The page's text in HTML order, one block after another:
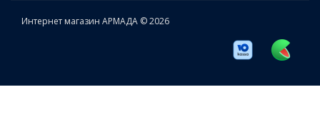
Интернет магазин АРМАДА © 2026